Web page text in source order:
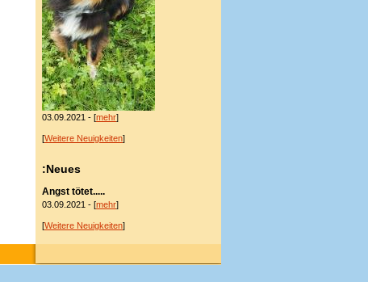
03.09.2021 - [mehr]
[Weitere Neuigkeiten]
:Neues
Angst tötet.....
03.09.2021 - [mehr]
[Weitere Neuigkeiten]